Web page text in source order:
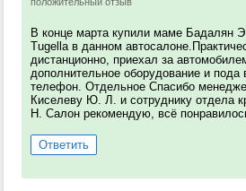
В конце марта купили маме Бадалян
Tugella в данном
дистанционно, приехал за
дополнительное оборудование и пода
телефон. Отдельное Спасибо
Киселеву Ю. Л. и сотруднику отдела
Н. Салон рекомендую, всё
Ответить